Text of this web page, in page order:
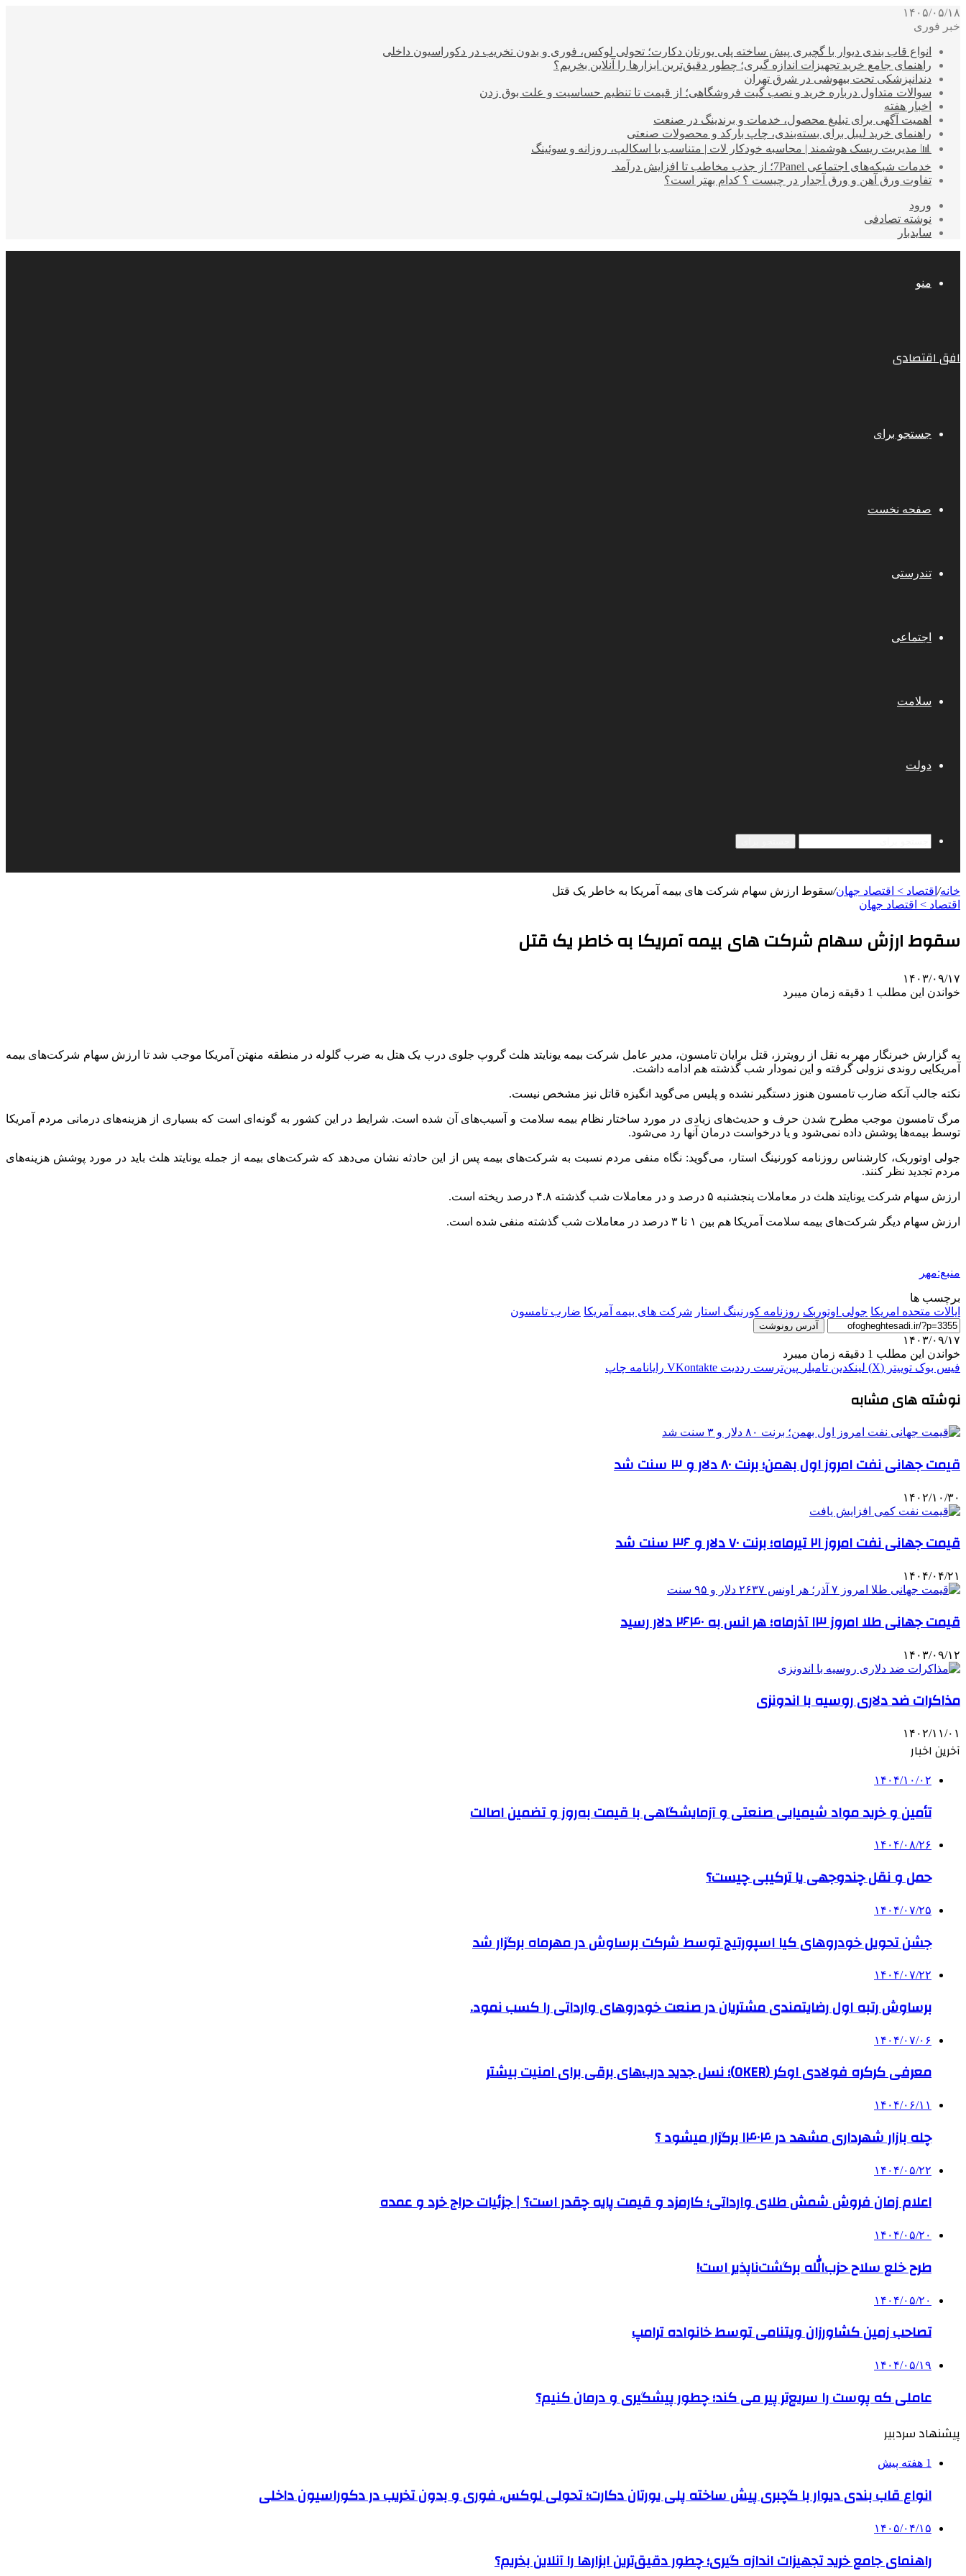
۱۴۰۵/۰۵/۱۸
خبر فوری
انواع قاب بندی دیوار با گچبری پیش ساخته پلی یورتان دکارت؛ تحولی لوکس، فوری و بدون تخریب در دکوراسیون داخلی
راهنمای جامع خرید تجهیزات اندازه گیری؛ چطور دقیق‌ترین ابزارها را آنلاین بخریم؟
دندانپزشکی تحت بیهوشی در شرق تهران
سوالات متداول درباره خرید و نصب گیت فروشگاهی؛ از قیمت تا تنظیم حساسیت و علت بوق زدن
اخبار هفته
اهمیت آگهی برای تبلیغ محصول، خدمات و برندینگ در صنعت
راهنمای خرید لیبل برای بسته‌بندی، چاپ بارکد و محصولات صنعتی
📊 مدیریت ریسک هوشمند | محاسبه خودکار لات | متناسب با اسکالپ، روزانه و سوئینگ
خدمات شبکه‌های اجتماعی 7Panel؛ از جذب مخاطب تا افزایش درآمد
تفاوت ورق آهن و ورق آجدار در چیست ؟ کدام بهتر است؟
ورود
نوشته تصادفی
سایدبار
منو
افق اقتصادی
جستجو برای
صفحه نخست
تندرستی
اجتماعی
سلامت
دولت
خانه/ اقتصاد > اقتصاد جهان/سقوط ارزش سهام شرکت های بیمه آمریکا به خاطر یک قتل
اقتصاد > اقتصاد جهان
سقوط ارزش سهام شرکت های بیمه آمریکا به خاطر یک قتل
۱۴۰۳/۰۹/۱۷
خواندن این مطلب 1 دقیقه زمان میبرد
به گزارش خبرنگار مهر به نقل از رویترز، قتل برایان تامسون، مدیر عامل شرکت بیمه یونایتد هلث گروپ جلوی درب یک هتل به ضرب گلوله در منطقه منهتن آمریکا موجب شد تا ارزش سهام شرکت‌های بیمه
آمریکایی روندی نزولی گرفته و این نمودار شب گذشته هم ادامه داشت.
نکته جالب آنکه ضارب تامسون هنوز دستگیر نشده و پلیس می‌گوید انگیزه قاتل نیز مشخص نیست.
مرگ تامسون موجب مطرح شدن حرف و حدیث‌های زیادی در مورد ساختار نظام بیمه سلامت و آسیب‌های آن شده است. شرایط در این کشور به گونه‌ای است که بسیاری از هزینه‌های درمانی مردم آمریکا
توسط بیمه‌ها پوشش داده نمی‌شود و یا درخواست درمان آنها رد می‌شود.
جولی اوتوربک، کارشناس روزنامهکورنینگ استار، می‌گوید: نگاه منفی مردم نسبت به شرکت‌های بیمه پس از این حادثه نشان می‌دهد که شرکت‌های بیمه از جمله یونایتد هلث باید در مورد پوشش هزینه‌های
مردم تجدید نظر کنند.
ارزش سهام شرکت یونایتد هلث در معاملات پنجشنبه ۵ درصد و در معاملات شب گذشته ۴.۸ درصد ریخته است.
ارزش سهام دیگر شرکت‌های بیمه سلامت آمریکا هم بین ۱ تا ۳ درصد در معاملات شب گذشته منفی شده است.
منبع:مهر
برچسب ها
ایالات متحده امریکا جولی اوتوربک روزنامه کورنینگ استار شرکت های بیمه آمریکا ضارب تامسون
آدرس رونوشت
۱۴۰۳/۰۹/۱۷
خواندن این مطلب 1 دقیقه زمان میبرد
فیس بوک توییتر (X) لینکدین ‫تامبلر ‫پین‌ترست ‫رددیت ‫VKontakte رایانامه چاپ
نوشته های مشابه
قیمت جهانی نفت امروز اول بهمن؛ برنت ۸۰ دلار و ۳ سنت شد
۱۴۰۲/۱۰/۳۰
قیمت جهانی نفت امروز ۲۱ تیرماه؛ برنت ۷۰ دلار و ۳۶ سنت شد
۱۴۰۴/۰۴/۲۱
قیمت جهانی طلا امروز ۱۳ آذرماه؛ هر انس به ۲۶۴۰ دلار رسید
۱۴۰۳/۰۹/۱۲
مذاکرات ضد دلاری روسیه با اندونزی
۱۴۰۲/۱۱/۰۱
آخرین اخبار
۱۴۰۴/۱۰/۰۲
تأمین و خرید مواد شیمیایی صنعتی و آزمایشگاهی با قیمت به‌روز و تضمین اصالت
۱۴۰۴/۰۸/۲۶
حمل و نقل چندوجهی یا ترکیبی چیست؟
۱۴۰۴/۰۷/۲۵
جشن تحویل خودروهای کیا اسپورتیج توسط شرکت برساوش در مهرماه برگزار شد
۱۴۰۴/۰۷/۲۲
برساوش رتبه اول رضایتمندی مشتریان در صنعت خودروهای وارداتی را کسب نمود.
۱۴۰۴/۰۷/۰۶
معرفی کرکره فولادی اوکر (OKER)؛ نسل جدید درب‌های برقی برای امنیت بیشتر
۱۴۰۴/۰۶/۱۱
چله بازار شهرداری مشهد در ۱۴۰۴ برگزار میشود ؟
۱۴۰۴/۰۵/۲۲
اعلام زمان فروش شمش طلای وارداتی؛ کارمزد و قیمت پایه چقدر است؟ | جزئیات حراج خرد و عمده
۱۴۰۴/۰۵/۲۰
طرح خلع سلاح حزب‌الله برگشت‌ناپذیر است!
۱۴۰۴/۰۵/۲۰
تصاحب زمین کشاورزان ویتنامی توسط خانواده ترامپ
۱۴۰۴/۰۵/۱۹
عاملی که پوست را سریع‌تر پیر می کند؛ چطور پیشگیری و درمان کنیم؟
پیشنهاد سردبیر
1 هفته پیش
انواع قاب بندی دیوار با گچبری پیش ساخته پلی یورتان دکارت؛ تحولی لوکس، فوری و بدون تخریب در دکوراسیون داخلی
۱۴۰۵/۰۴/۱۵
راهنمای جامع خرید تجهیزات اندازه گیری؛ چطور دقیق‌ترین ابزارها را آنلاین بخریم؟